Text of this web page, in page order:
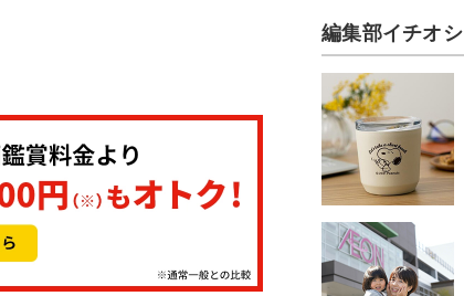
編集部イチオシ